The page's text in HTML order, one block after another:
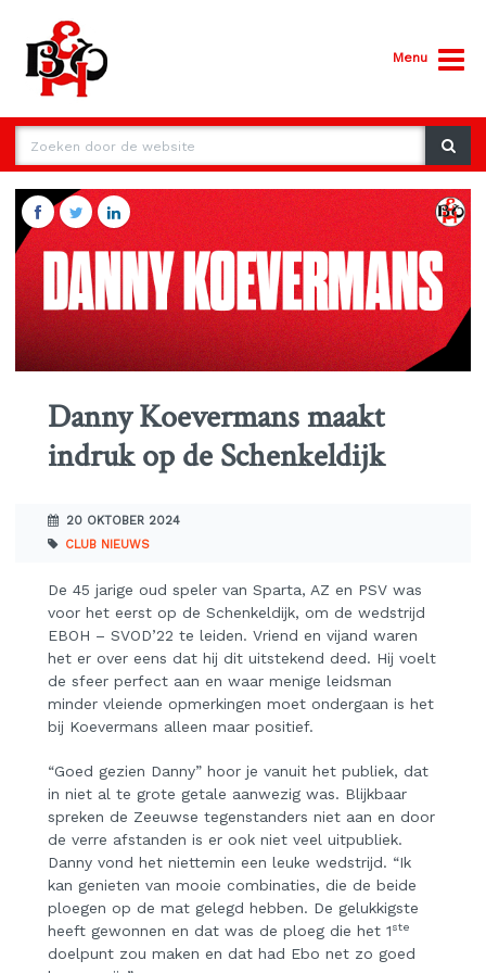
Menu
Danny Koevermans maakt
indruk op de Schenkeldijk
20 OKTOBER 2024
CLUB NIEUWS
De 45 jarige oud speler van Sparta, AZ en PSV was
voor het eerst op de Schenkeldijk, om de wedstrijd
EBOH – SVOD’22 te leiden. Vriend en vijand waren
het er over eens dat hij dit uitstekend deed. Hij voelt
de sfeer perfect aan en waar menige leidsman
minder vleiende opmerkingen moet ondergaan is het
bij Koevermans alleen maar positief.
“Goed gezien Danny” hoor je vanuit het publiek, dat
in niet al te grote getale aanwezig was. Blijkbaar
spreken de Zeeuwse tegenstanders niet aan en door
de verre afstanden is er ook niet veel uitpubliek.
Danny vond het niettemin een leuke wedstrijd. “Ik
kan genieten van mooie combinaties, die de beide
ploegen op de mat gelegd hebben. De gelukkigste
heeft gewonnen en dat was de ploeg die het 1ste
doelpunt zou maken en dat had Ebo net zo goed